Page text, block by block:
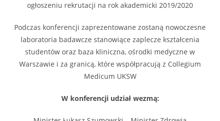
ogłoszeniu rekrutacji na rok akademicki 2019/2020
Podczas konferencji zaprezentowane zostaną nowoczesne
laboratoria badawcze stanowiące zaplecze kształcenia
studentów oraz baza kliniczna, ośrodki medyczne w
Warszawie i za granicą, które współpracują z Collegium
Medicum UKSW
W konferencji udział wezmą: